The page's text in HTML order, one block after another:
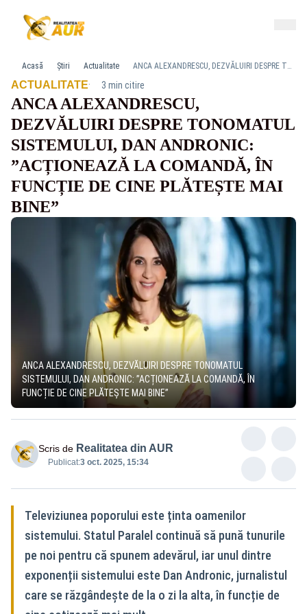
Acasă Știri Actualitate ANCA ALEXANDRESCU, DEZVĂLUIRI DESPRE TONOMATUL SISTEMULUI, DAN ANDRONIC: ”ACȚIONEAZĂ LA COMANDĂ, ÎN FUNCȚIE DE CINE PLĂTEȘTE MAI BINE”
ACTUALITATE· 3 min citire
ANCA ALEXANDRESCU,
DEZVĂLUIRI DESPRE TONOMATUL
SISTEMULUI, DAN ANDRONIC:
”ACȚIONEAZĂ LA COMANDĂ, ÎN
FUNCȚIE DE CINE PLĂTEȘTE MAI
BINE”
ANCA ALEXANDRESCU, DEZVĂLUIRI DESPRE TONOMATUL
SISTEMULUI, DAN ANDRONIC: ”ACȚIONEAZĂ LA COMANDĂ, ÎN
FUNCȚIE DE CINE PLĂTEȘTE MAI BINE”
Scris de Realitatea din AUR
Publicat:3 oct. 2025, 15:34
Televiziunea poporului este ținta oamenilor
sistemului. Statul Paralel continuă să pună tunurile
pe noi pentru că spunem adevărul, iar unul dintre
exponenții sistemului este Dan Andronic, jurnalistul
care se răzgândește de la o zi la alta, în funcție de